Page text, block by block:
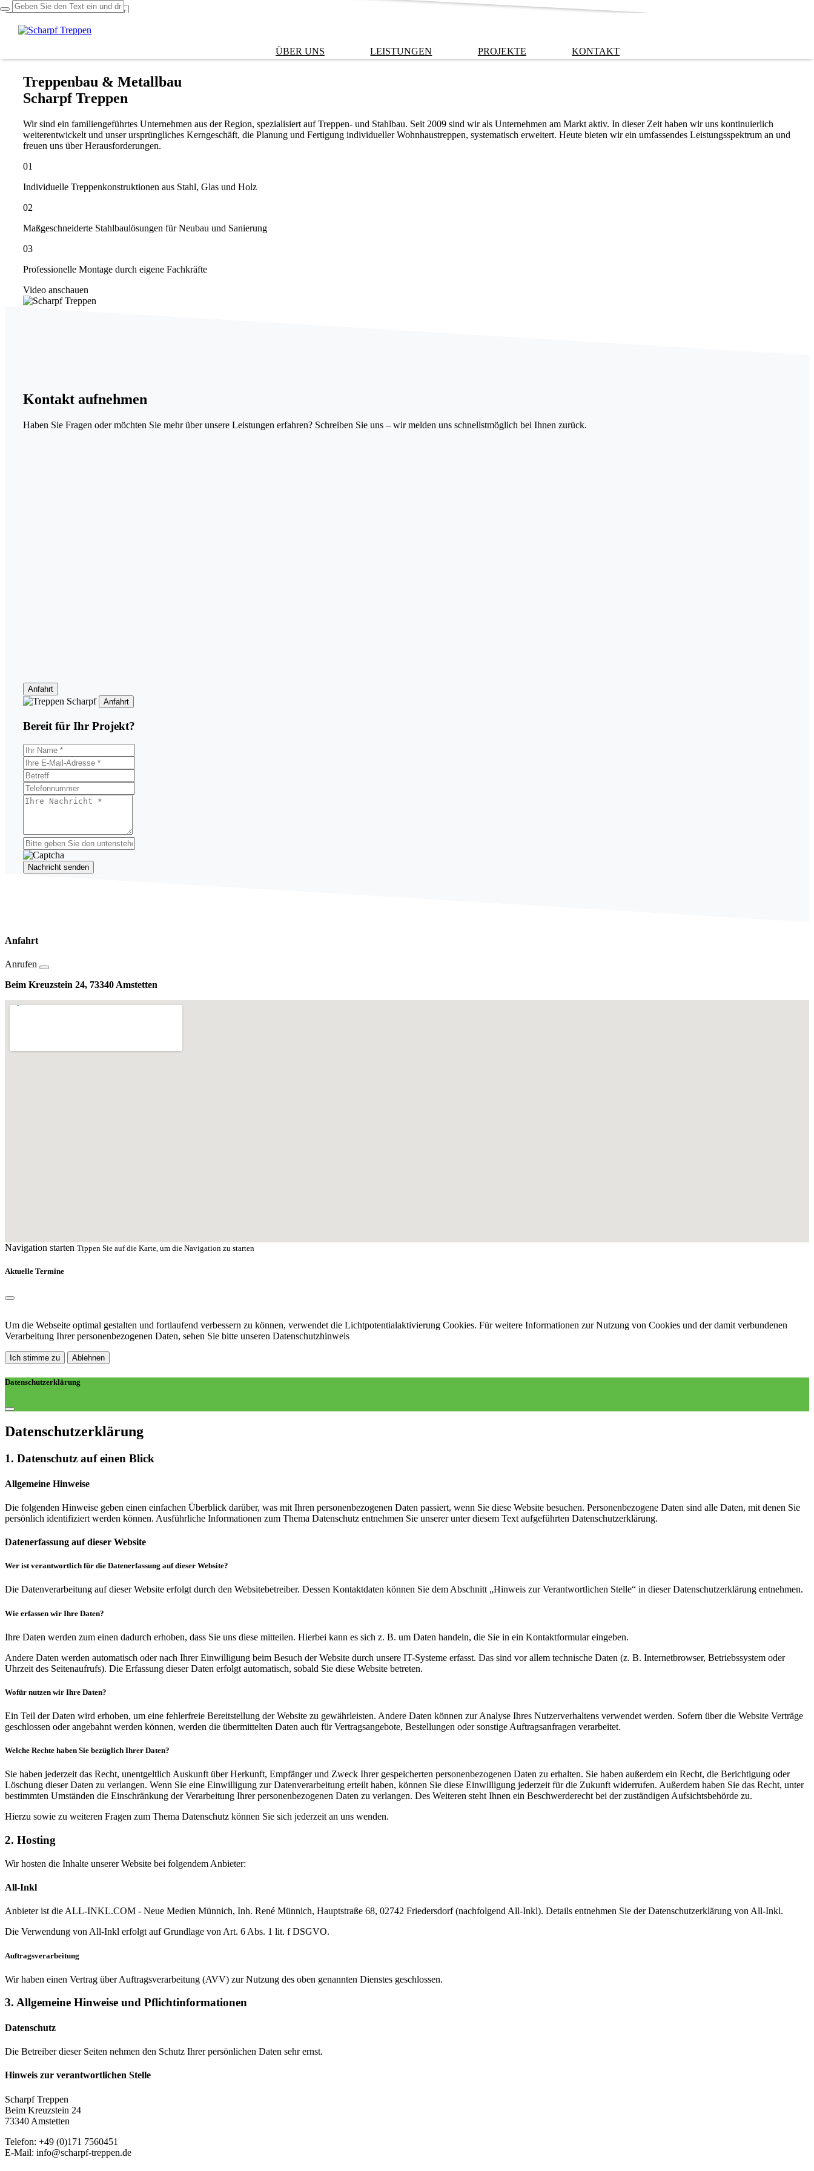
ÜBER UNS LEISTUNGEN PROJEKTE KONTAKT
Treppenbau & Metallbau
Scharpf Treppen
Wir sind ein familiengeführtes Unternehmen aus der Region, spezialisiert auf Treppen- und Stahlbau. Seit 2009 sind wir als Unternehmen am Markt aktiv. In dieser Zeit haben wir uns kontinuierlich
weiterentwickelt und unser ursprüngliches Kerngeschäft, die Planung und Fertigung individueller Wohnhaustreppen, systematisch erweitert. Heute bieten wir ein umfassendes Leistungsspektrum an und
freuen uns über Herausforderungen.
01
Individuelle Treppenkonstruktionen aus Stahl, Glas und Holz
02
Maßgeschneiderte Stahlbaulösungen für Neubau und Sanierung
03
Professionelle Montage durch eigene Fachkräfte
Video anschauen
Kontakt aufnehmen
Haben Sie Fragen oder möchten Sie mehr über unsere Leistungen erfahren? Schreiben Sie uns – wir melden uns schnellstmöglich bei Ihnen zurück.
Anfahrt
Anfahrt
Bereit für Ihr Projekt?
Nachricht senden
Anfahrt
Anrufen
Beim Kreuzstein 24, 73340 Amstetten
Navigation starten Tippen Sie auf die Karte, um die Navigation zu starten
Aktuelle Termine
Um die Webseite optimal gestalten und fortlaufend verbessern zu können, verwendet die Lichtpotentialaktivierung Cookies. Für weitere Informationen zur Nutzung von Cookies und der damit verbundenen
Verarbeitung Ihrer personenbezogenen Daten, sehen Sie bitte unseren Datenschutzhinweis
Ich stimme zu Ablehnen
Datenschutzerklärung
Datenschutz­erklärung
1. Datenschutz auf einen Blick
Allgemeine Hinweise
Die folgenden Hinweise geben einen einfachen Überblick darüber, was mit Ihren personenbezogenen Daten passiert, wenn Sie diese Website besuchen. Personenbezogene Daten sind alle Daten, mit denen Sie
persönlich identifiziert werden können. Ausführliche Informationen zum Thema Datenschutz entnehmen Sie unserer unter diesem Text aufgeführten Datenschutzerklärung.
Datenerfassung auf dieser Website
Wer ist verantwortlich für die Datenerfassung auf dieser Website?
Die Datenverarbeitung auf dieser Website erfolgt durch den Websitebetreiber. Dessen Kontaktdaten können Sie dem Abschnitt „Hinweis zur Verantwortlichen Stelle“ in dieser Datenschutzerklärung entnehmen.
Wie erfassen wir Ihre Daten?
Ihre Daten werden zum einen dadurch erhoben, dass Sie uns diese mitteilen. Hierbei kann es sich z. B. um Daten handeln, die Sie in ein Kontaktformular eingeben.
Andere Daten werden automatisch oder nach Ihrer Einwilligung beim Besuch der Website durch unsere IT-Systeme erfasst. Das sind vor allem technische Daten (z. B. Internetbrowser, Betriebssystem oder
Uhrzeit des Seitenaufrufs). Die Erfassung dieser Daten erfolgt automatisch, sobald Sie diese Website betreten.
Wofür nutzen wir Ihre Daten?
Ein Teil der Daten wird erhoben, um eine fehlerfreie Bereitstellung der Website zu gewährleisten. Andere Daten können zur Analyse Ihres Nutzerverhaltens verwendet werden. Sofern über die Website Verträge
geschlossen oder angebahnt werden können, werden die übermittelten Daten auch für Vertragsangebote, Bestellungen oder sonstige Auftragsanfragen verarbeitet.
Welche Rechte haben Sie bezüglich Ihrer Daten?
Sie haben jederzeit das Recht, unentgeltlich Auskunft über Herkunft, Empfänger und Zweck Ihrer gespeicherten personenbezogenen Daten zu erhalten. Sie haben außerdem ein Recht, die Berichtigung oder
Löschung dieser Daten zu verlangen. Wenn Sie eine Einwilligung zur Datenverarbeitung erteilt haben, können Sie diese Einwilligung jederzeit für die Zukunft widerrufen. Außerdem haben Sie das Recht, unter
bestimmten Umständen die Einschränkung der Verarbeitung Ihrer personenbezogenen Daten zu verlangen. Des Weiteren steht Ihnen ein Beschwerderecht bei der zuständigen Aufsichtsbehörde zu.
Hierzu sowie zu weiteren Fragen zum Thema Datenschutz können Sie sich jederzeit an uns wenden.
2. Hosting
Wir hosten die Inhalte unserer Website bei folgendem Anbieter:
All-Inkl
Anbieter ist die ALL-INKL.COM - Neue Medien Münnich, Inh. René Münnich, Hauptstraße 68, 02742 Friedersdorf (nachfolgend All-Inkl). Details entnehmen Sie der Datenschutzerklärung von All-Inkl.
Die Verwendung von All-Inkl erfolgt auf Grundlage von Art. 6 Abs. 1 lit. f DSGVO.
Auftragsverarbeitung
Wir haben einen Vertrag über Auftragsverarbeitung (AVV) zur Nutzung des oben genannten Dienstes geschlossen.
3. Allgemeine Hinweise und Pflicht­informationen
Datenschutz
Die Betreiber dieser Seiten nehmen den Schutz Ihrer persönlichen Daten sehr ernst.
Hinweis zur verantwortlichen Stelle
Scharpf Treppen
Beim Kreuzstein 24
73340 Amstetten
Telefon: +49 (0)171 7560451
E-Mail: info@scharpf-treppen.de